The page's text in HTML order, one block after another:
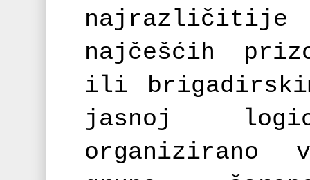
najčešćih
ili
jasnoj
organizirano